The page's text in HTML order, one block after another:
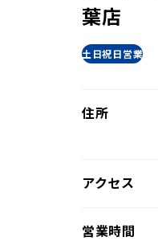
葉店
土日祝日営業
住所
アクセス
営業時間